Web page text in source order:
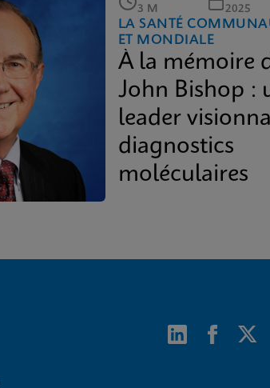
3 M
2025
LA SANTÉ
ET MONDIALE
À la mémoire
John Bishop :
leader
diagnostics
moléculaires